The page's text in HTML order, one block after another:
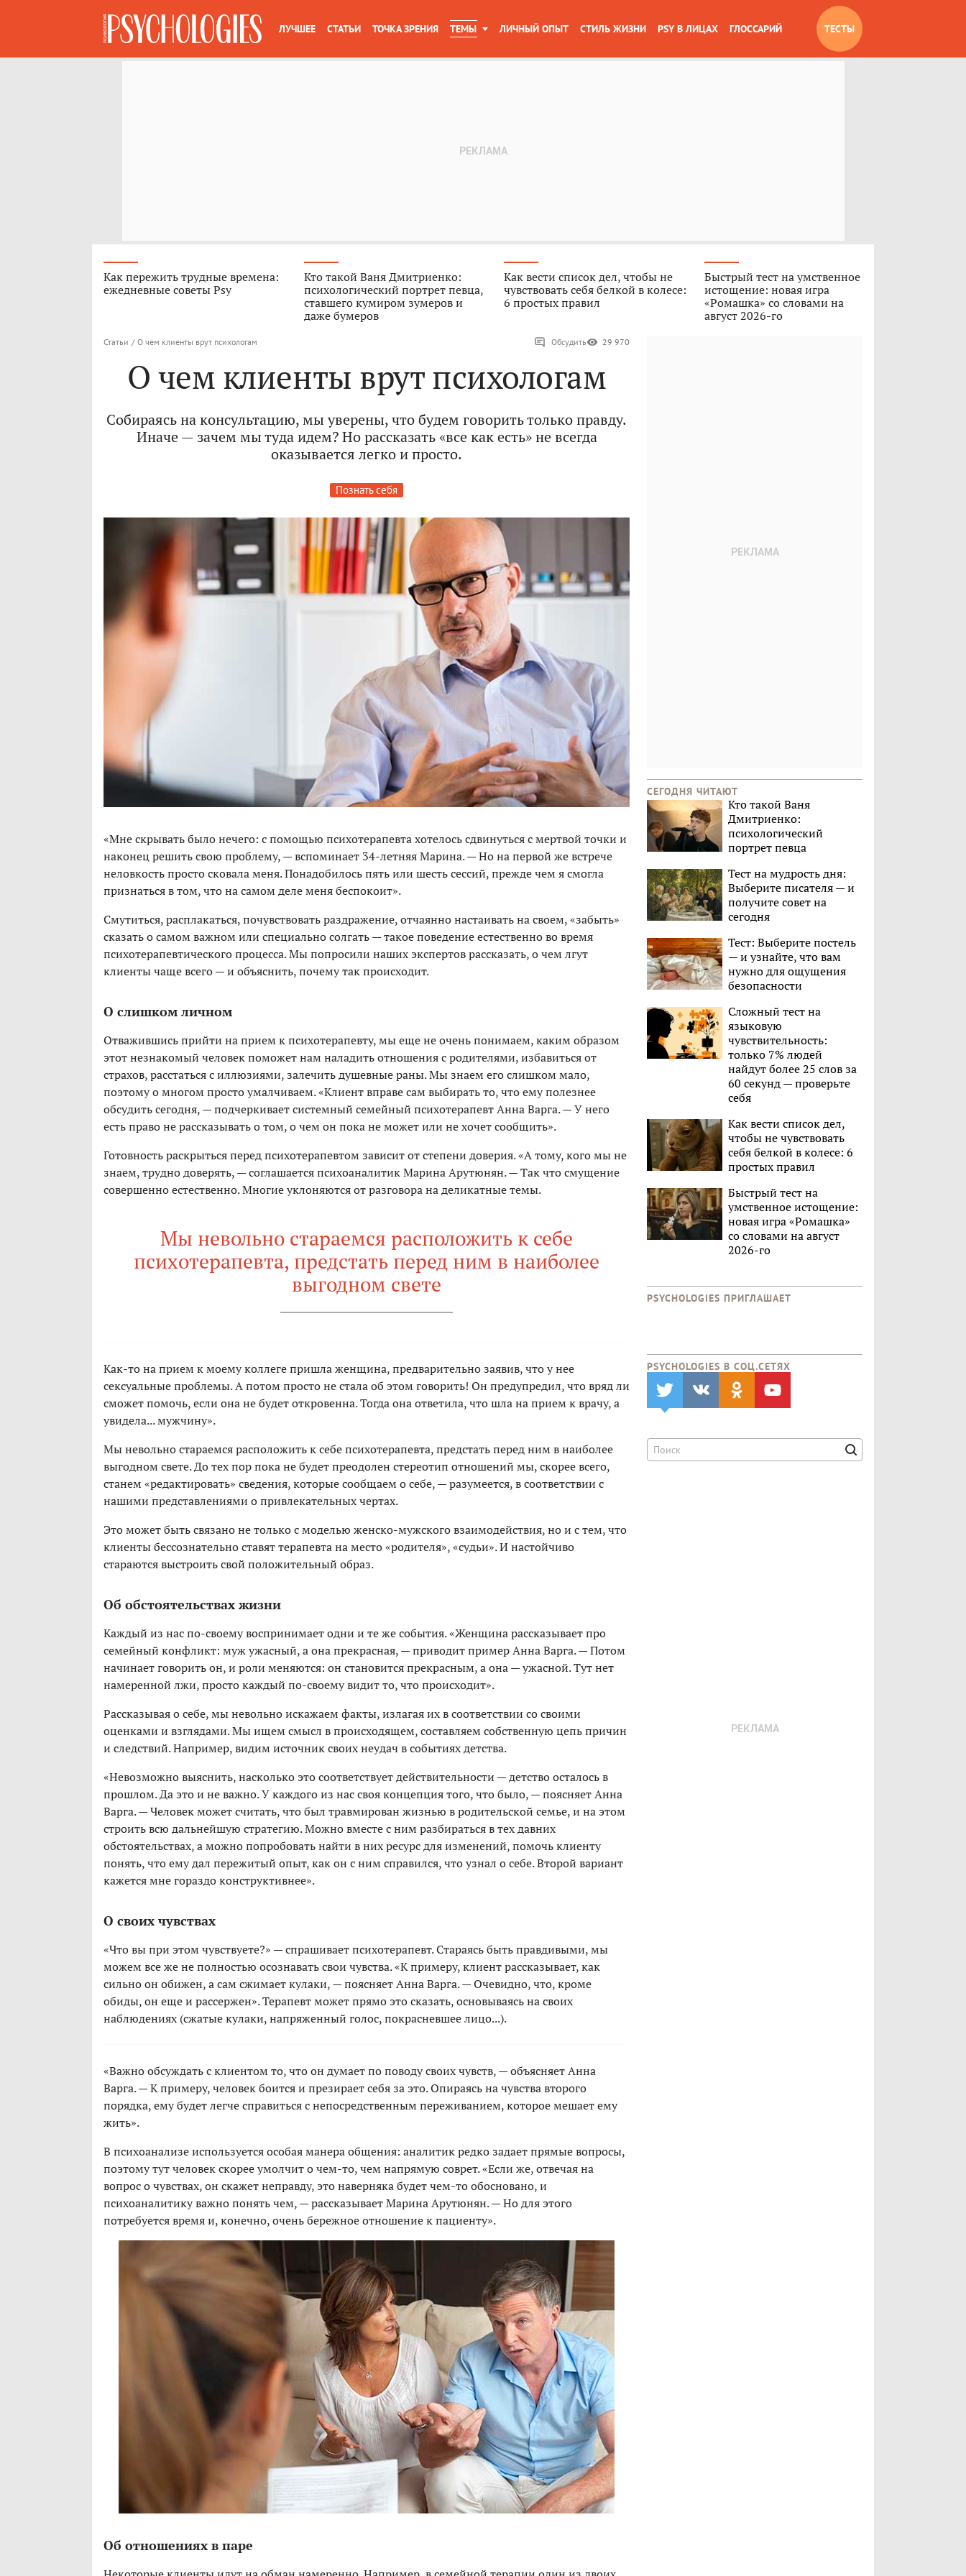
ЛУЧШЕЕ СТАТЬИ ТОЧКА ЗРЕНИЯ ТЕМЫ ЛИЧНЫЙ ОПЫТ СТИЛЬ ЖИЗНИ PSY В ЛИЦАХ ГЛОССАРИЙ ТЕСТЫ
Как пережить трудные времена:
ежедневные советы Psy
Кто такой Ваня Дмитриенко:
психологический портрет певца,
ставшего кумиром зумеров и
даже бумеров
Как вести список дел, чтобы не
чувствовать себя белкой в колесе:
6 простых правил
Быстрый тест на умственное
истощение: новая игра
«Ромашка» со словами на
август 2026-го
Статьи / О чем клиенты врут психологам Обсудить 29 970
О чем клиенты врут психологам
Собираясь на консультацию, мы уверены, что будем говорить только правду.
Иначе — зачем мы туда идем? Но рассказать «все как есть» не всегда
оказывается легко и просто.
Познать себя
«Мне скрывать было нечего: с помощью психотерапевта хотелось сдвинуться с мертвой точки и
наконец решить свою проблему, — вспоминает 34-летняя Марина. — Но на первой же встрече
неловкость просто сковала меня. Понадобилось пять или шесть сессий, прежде чем я смогла
признаться в том, что на самом деле меня беспокоит».
Смутиться, расплакаться, почувствовать раздражение, отчаянно настаивать на своем, «забыть»
сказать о самом важном или специально солгать — такое поведение естественно во время
психотерапевтического процесса. Мы попросили наших экспертов рассказать, о чем лгут
клиенты чаще всего — и объяснить, почему так происходит.
О слишком личном
Отважившись прийти на прием к психотерапевту, мы еще не очень понимаем, каким образом
этот незнакомый человек поможет нам наладить отношения с родителями, избавиться от
страхов, расстаться с иллюзиями, залечить душевные раны. Мы знаем его слишком мало,
поэтому о многом просто умалчиваем. «Клиент вправе сам выбирать то, что ему полезнее
обсудить сегодня, — подчеркивает системный семейный психотерапевт Анна Варга. — У него
есть право не рассказывать о том, о чем он пока не может или не хочет сообщить».
Готовность раскрыться перед психотерапевтом зависит от степени доверия. «А тому, кого мы не
знаем, трудно доверять, — соглашается психоаналитик Марина Арутюнян. — Так что смущение
совершенно естественно. Многие уклоняются от разговора на деликатные темы.
Мы невольно стараемся расположить к себе
психотерапевта, предстать перед ним в наиболее
выгодном свете
Как-то на прием к моему коллеге пришла женщина, предварительно заявив, что у нее
сексуальные проблемы. А потом просто не стала об этом говорить! Он предупредил, что вряд ли
сможет помочь, если она не будет откровенна. Тогда она ответила, что шла на прием к врачу, а
увидела... мужчину».
Мы невольно стараемся расположить к себе психотерапевта, предстать перед ним в наиболее
выгодном свете. До тех пор пока не будет преодолен стереотип отношений мы, скорее всего,
станем «редактировать» сведения, которые сообщаем о себе, — разумеется, в соответствии с
нашими представлениями о привлекательных чертах.
Это может быть связано не только с моделью женско-мужского взаимодействия, но и с тем, что
клиенты бессознательно ставят терапевта на место «родителя», «судьи». И настойчиво
стараются выстроить свой положительный образ.
Об обстоятельствах жизни
Каждый из нас по-своему воспринимает одни и те же события. «Женщина рассказывает про
семейный конфликт: муж ужасный, а она прекрасная, — приводит пример Анна Варга. — Потом
начинает говорить он, и роли меняются: он становится прекрасным, а она — ужасной. Тут нет
намеренной лжи, просто каждый по-своему видит то, что происходит».
Рассказывая о себе, мы невольно искажаем факты, излагая их в соответствии со своими
оценками и взглядами. Мы ищем смысл в происходящем, составляем собственную цепь причин
и следствий. Например, видим источник своих неудач в событиях детства.
«Невозможно выяснить, насколько это соответствует действительности — детство осталось в
прошлом. Да это и не важно. У каждого из нас своя концепция того, что было, — поясняет Анна
Варга. — Человек может считать, что был травмирован жизнью в родительской семье, и на этом
строить всю дальнейшую стратегию. Можно вместе с ним разбираться в тех давних
обстоятельствах, а можно попробовать найти в них ресурс для изменений, помочь клиенту
понять, что ему дал пережитый опыт, как он с ним справился, что узнал о себе. Второй вариант
кажется мне гораздо конструктивнее».
О своих чувствах
«Что вы при этом чувствуете?» — спрашивает психотерапевт. Стараясь быть правдивыми, мы
можем все же не полностью осознавать свои чувства. «К примеру, клиент рассказывает, как
сильно он обижен, а сам сжимает кулаки, — поясняет Анна Варга. — Очевидно, что, кроме
обиды, он еще и рассержен». Терапевт может прямо это сказать, основываясь на своих
наблюдениях (сжатые кулаки, напряженный голос, покрасневшее лицо...).
«Важно обсуждать с клиентом то, что он думает по поводу своих чувств, — объясняет Анна
Варга. — К примеру, человек боится и презирает себя за это. Опираясь на чувства второго
порядка, ему будет легче справиться с непосредственным переживанием, которое мешает ему
жить».
В психоанализе используется особая манера общения: аналитик редко задает прямые вопросы,
поэтому тут человек скорее умолчит о чем-то, чем напрямую соврет. «Если же, отвечая на
вопрос о чувствах, он скажет неправду, это наверняка будет чем-то обосновано, и
психоаналитику важно понять чем, — рассказывает Марина Арутюнян. — Но для этого
потребуется время и, конечно, очень бережное отношение к пациенту».
Об отношениях в паре
СЕГОДНЯ ЧИТАЮТ
Кто такой Ваня
Дмитриенко:
психологический
портрет певца
Тест на мудрость дня:
Выберите писателя — и
получите совет на
сегодня
Тест: Выберите постель
— и узнайте, что вам
нужно для ощущения
безопасности
Сложный тест на
языковую
чувствительность:
только 7% людей
найдут более 25 слов за
60 секунд — проверьте
себя
Как вести список дел,
чтобы не чувствовать
себя белкой в колесе: 6
простых правил
Быстрый тест на
умственное истощение:
новая игра «Ромашка»
со словами на август
2026-го
PSYCHOLOGIES ПРИГЛАШАЕТ
PSYCHOLOGIES В CОЦ.СЕТЯХ